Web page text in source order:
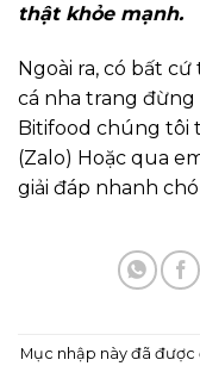
thật khỏe mạnh.
Ngoài ra, có bất
cá nha trang đừng
Bitifood chúng tôi
(Zalo) Hoặc qua
giải đáp nhanh
Mục nhập này đã